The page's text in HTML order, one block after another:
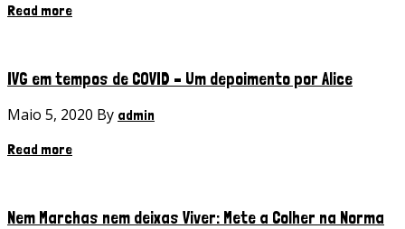
Read more
IVG em tempos de COVID – Um depoimento por Alice
Maio 5, 2020 By admin
Read more
Nem Marchas nem deixas Viver: Mete a Colher na Norma